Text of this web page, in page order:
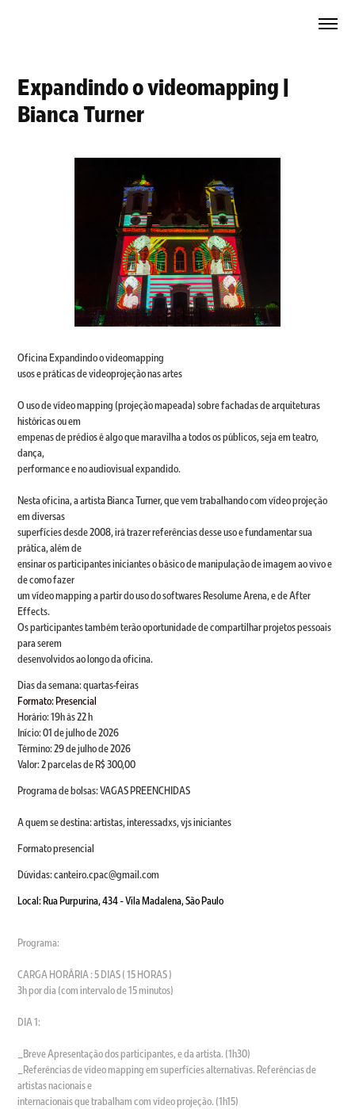
Expandindo o videomapping |
Bianca Turner
Oficina Expandindo o videomapping
usos e práticas de videoprojeção nas artes
O uso de vídeo mapping (projeção mapeada) sobre fachadas de arquiteturas
históricas ou em
empenas de prédios é algo que maravilha a todos os públicos, seja em teatro,
dança,
performance e no audiovisual expandido.
Nesta oficina, a artista Bianca Turner, que vem trabalhando com vídeo projeção
em diversas
superfícies desde 2008, irá trazer referências desse uso e fundamentar sua
prática, além de
ensinar os participantes iniciantes o básico de manipulação de imagem ao vivo e
de como fazer
um vídeo mapping a partir do uso do softwares Resolume Arena, e de After
Effects.
Os participantes também terão oportunidade de compartilhar projetos pessoais
para serem
desenvolvidos ao longo da oficina.
Dias da semana: quartas-feiras
Formato: Presencial
Horário: 19h às 22 h
Início: 01 de julho de 2026
Término: 29 de julho de 2026
Valor: 2 parcelas de R$ 300,00
Programa de bolsas: VAGAS PREENCHIDAS
A quem se destina: artistas, interessadxs, vjs iniciantes
Formato presencial
Dúvidas: canteiro.cpac@gmail.com
Local: Rua Purpurina, 434 - Vila Madalena, São Paulo
Programa:
CARGA HORÁRIA : 5 DIAS ( 15 HORAS )
3h por dia (com intervalo de 15 minutos)
DIA 1:
_Breve Apresentação dos participantes, e da artista. (1h30)
_Referências de vídeo mapping em superfícies alternativas. Referências de
artistas nacionais e
internacionais que trabalham com vídeo projeção. (1h15)